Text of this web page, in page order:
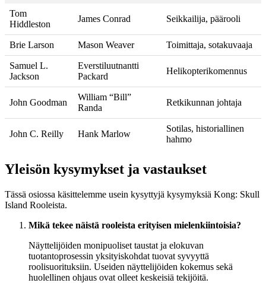
Tom
Hiddleston
James Conrad Seikkailija, päärooli
Brie Larson Mason Weaver Toimittaja, sotakuvaaja
Samuel L.
Jackson
Everstiluutnantti
Packard
Helikopterikomennus
John Goodman
William “Bill”
Randa
Retkikunnan johtaja
John C. Reilly Hank Marlow
Sotilas, historiallinen
hahmo
Yleisön kysymykset ja vastaukset
Tässä osiossa käsittelemme usein kysyttyjä kysymyksiä Kong: Skull
Island Rooleista.
Mikä tekee näistä rooleista erityisen mielenkiintoisia?
Näyttelijöiden monipuoliset taustat ja elokuvan
tuotantoprosessin yksityiskohdat tuovat syvyyttä
roolisuorituksiin. Useiden näyttelijöiden kokemus sekä
huolellinen ohjaus ovat olleet keskeisiä tekijöitä.